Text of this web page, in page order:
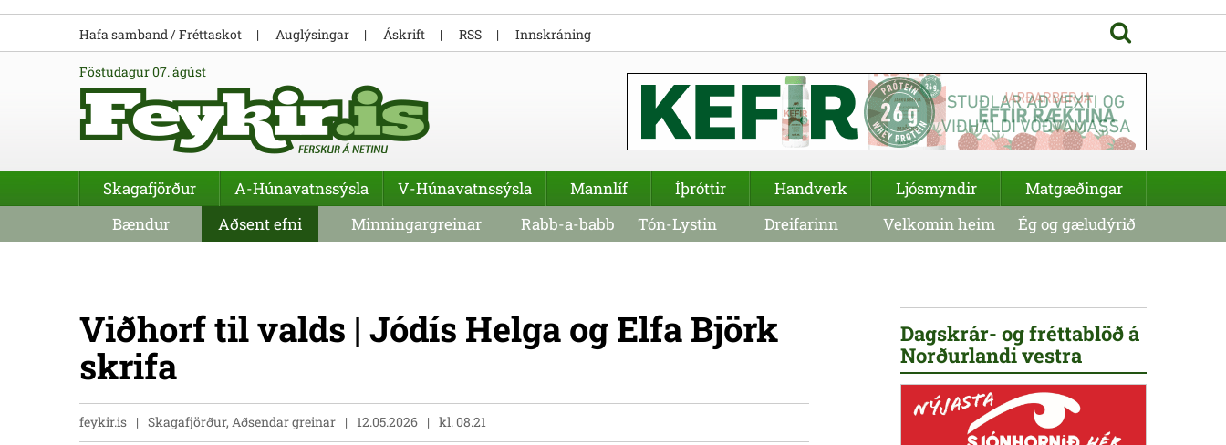
föstudagur 07. ágúst
Viðhorf til valds | Jódís Helga og Elfa Björk
skrifa
feykir.is Skagafjörður, Aðsendar greinar 12.05.2026 kl. 08.21
Dagskrár- og fréttablöð á
Norðurlandi vestra
Hafa samband / Fréttaskot Auglýsingar Áskrift RSS Innskráning
Skagafjörður A-Húnavatnssýsla V-Húnavatnssýsla Mannlíf Íþróttir Handverk Ljósmyndir
Matgæðingar
Bændur
Aðsent efni Minningargreinar Rabb-a-babb Tón-Lystin Dreifarinn Velkomin heim Ég og gæludýrið